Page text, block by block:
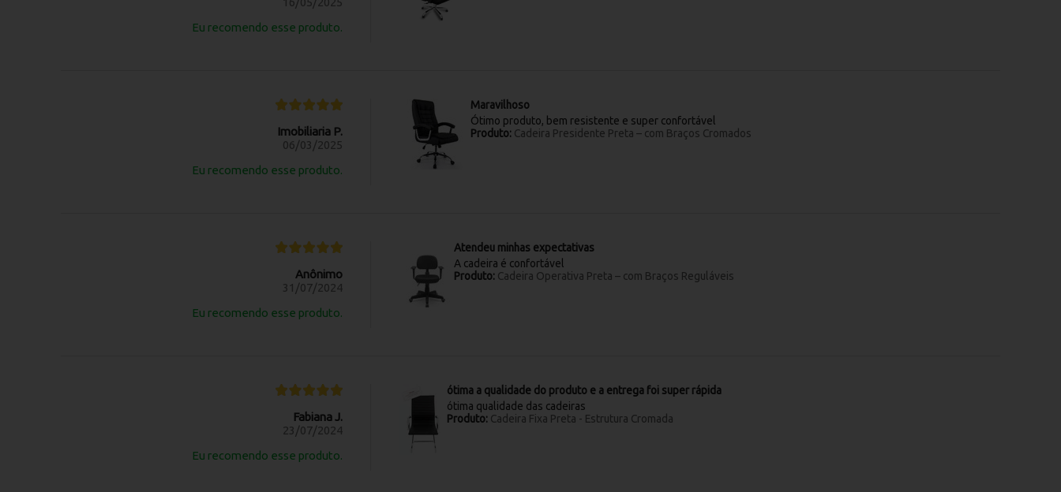
Eu recomendo esse produto.
Imobiliaria P.
06/03/2025
Eu recomendo esse produto.
Maravilhoso
Ótimo produto, bem resistente e super confortável
Produto:Cadeira Presidente Preta – com Braços Cromados
Anônimo
31/07/2024
Eu recomendo esse produto.
Atendeu minhas expectativas
A cadeira é confortável
Produto:Cadeira Operativa Preta – com Braços Reguláveis
Fabiana J.
23/07/2024
Eu recomendo esse produto.
ótima a qualidade do produto e a entrega foi super rápida
ótima qualidade das cadeiras
Produto:Cadeira Fixa Preta - Estrutura Cromada